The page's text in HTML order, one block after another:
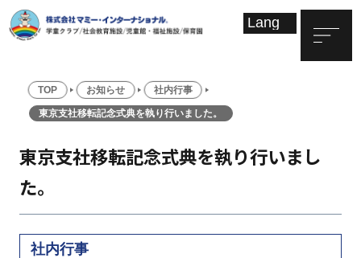
TOP お知らせ 社内行事
東京支社移転記念式典を執り行いました。
東京支社移転記念式典を執り行いまし
た。
社内行事